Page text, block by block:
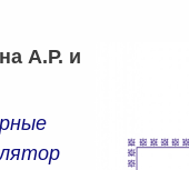
А.Р. и